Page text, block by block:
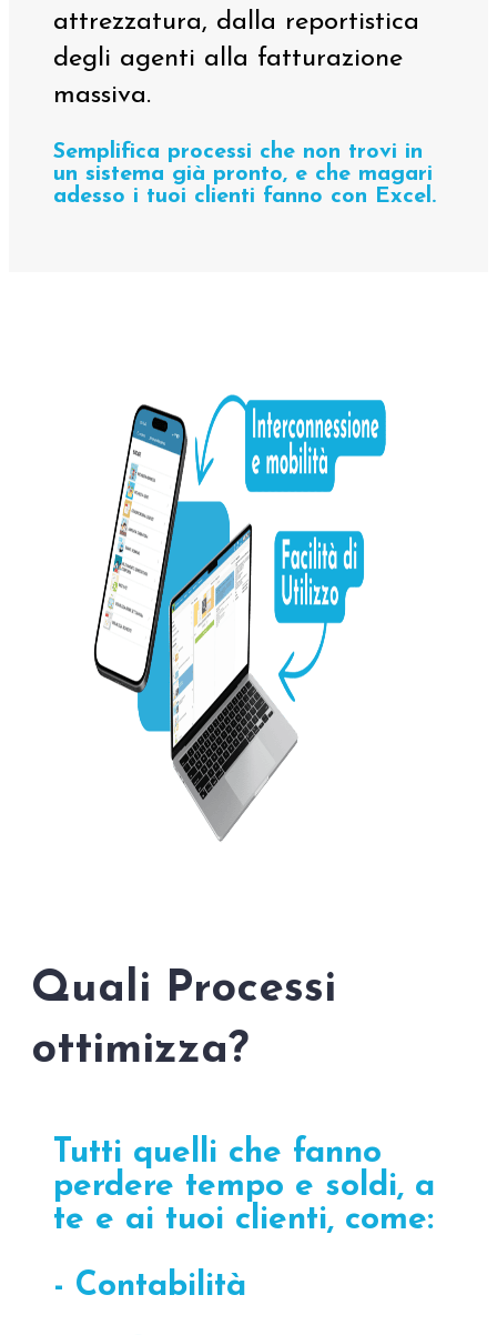
attrezzatura, dalla reportistica
degli agenti alla fatturazione
massiva.
Semplifica processi che non trovi in
un sistema già pronto, e che magari
adesso i tuoi clienti fanno con Excel.
Quali Processi
ottimizza?
Tutti quelli che fanno
perdere tempo e soldi, a
te e ai tuoi clienti, come:
- Contabilità